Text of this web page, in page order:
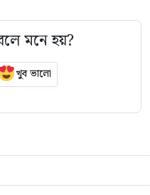
মনে হয়?
খুব ভালো